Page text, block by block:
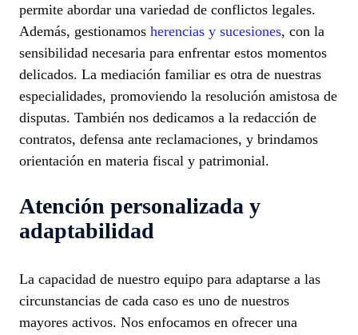
permite abordar una variedad de conflictos legales.
Además, gestionamos herencias y sucesiones, con la
sensibilidad necesaria para enfrentar estos momentos
delicados. La mediación familiar es otra de nuestras
especialidades, promoviendo la resolución amistosa de
disputas. También nos dedicamos a la redacción de
contratos, defensa ante reclamaciones, y brindamos
orientación en materia fiscal y patrimonial.
Atención personalizada y
adaptabilidad
La capacidad de nuestro equipo para adaptarse a las
circunstancias de cada caso es uno de nuestros
mayores activos. Nos enfocamos en ofrecer una